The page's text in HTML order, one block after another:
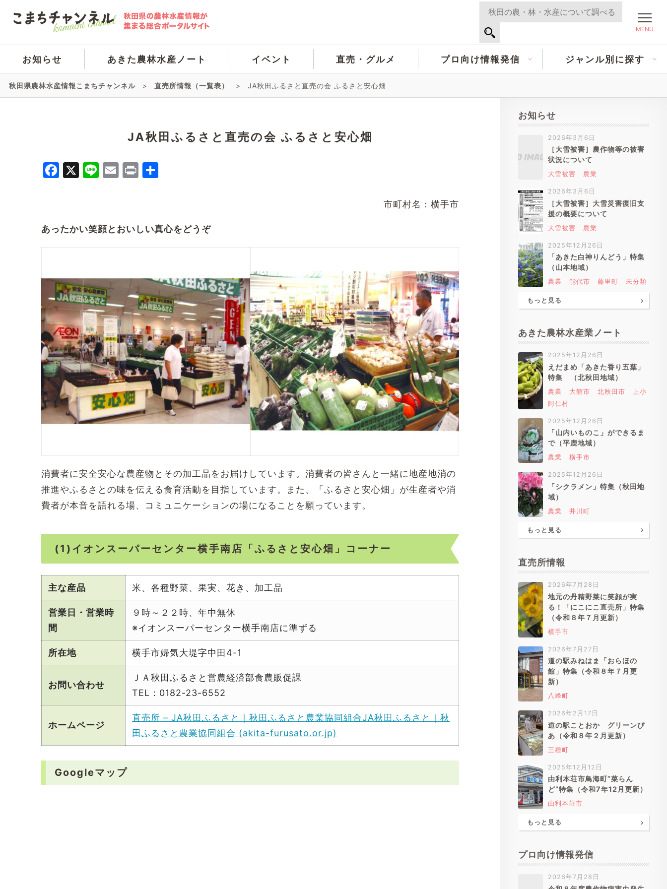
MENU
お知らせ あきた農林水産ノート イベント 直売・グルメ プロ向け情報発信 ジャンル別に探す
秋田県農林水産情報こまちチャンネル > 直売所情報（一覧表） > JA秋田ふるさと直売の会 ふるさと安心畑
JA秋田ふるさと直売の会 ふるさと安心畑
Facebook
X LineEmail
Print
共
市町村名：横手市
あったかい笑顔とおいしい真心をどうぞ
消費者に安全安心な農産物とその加工品をお届けしています。消費者の皆さんと一緒に地産地消の
推進やふるさとの味を伝える食育活動を目指しています。また、「ふるさと安心畑」が生産者や消
費者が本音を語れる場、コミュニケーションの場になることを願っています。
(1)イオンスーパーセンター横手南店「ふるさと安心畑」コーナー
主な産品 米、各種野菜、果実、花き、加工品
営業日・営業時
間
９時～２２時、年中無休
※イオンスーパーセンター横手南店に準ずる
所在地 横手市婦気大堤字中田4-1
お問い合わせ
ＪＡ秋田ふるさと営農経済部食農販促課
TEL：0182-23-6552
ホームページ
直売所 – JA秋田ふるさと｜秋田ふるさと農業協同組合JA秋田ふるさと｜秋
田ふるさと農業協同組合 (akita-furusato.or.jp)
Googleマップ
お知らせ
2026年3月6日
［大雪被害］農作物等の被害
状況について
大雪被害 農業
2026年3月6日
［大雪被害］大雪災害復旧支
援の概要について
大雪被害 農業
2025年12月26日
「あきた白神りんどう」特集
（山本地域）
農業 能代市 藤里町 未分類
もっと見る
あきた農林水産業ノート
2025年12月26日
えだまめ「あきた香り五葉」
特集 （北秋田地域）
農業 大館市 北秋田市
上小
阿仁村
2025年12月26日
「山内いものこ」ができるま
で（平鹿地域）
農業 横手市
2025年12月26日
「シクラメン」特集（秋田地
域）
農業 井川町
もっと見る
直売所情報
2026年7月28日
地元の丹精野菜に笑顔が実
る！「にこにこ直売所」特集
（令和８年７月更新）
横手市
2026年7月27日
道の駅みねはま「おらほの
館」特集（令和８年７月更
新）
八峰町
2026年2月17日
道の駅ことおか グリーンぴ
あ（令和８年２月更新）
三種町
2025年12月12日
由利本荘市鳥海町”菜らん
ど”特集（令和7年12月更新）
由利本荘市
もっと見る
プロ向け情報発信
2026年7月28日